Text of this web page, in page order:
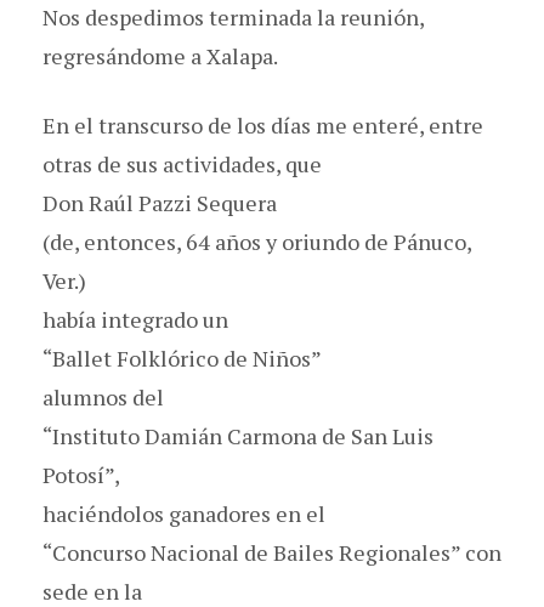
Nos despedimos terminada la reunión,
regresándome a Xalapa.
En el transcurso de los días me enteré, entre
otras de sus actividades, que
Don Raúl Pazzi Sequera
(de, entonces, 64 años y oriundo de Pánuco,
Ver.)
había integrado un
“Ballet Folklórico de Niños”
alumnos del
“Instituto Damián Carmona de San Luis
Potosí”,
haciéndolos ganadores en el
“Concurso Nacional de Bailes Regionales” con
sede en la